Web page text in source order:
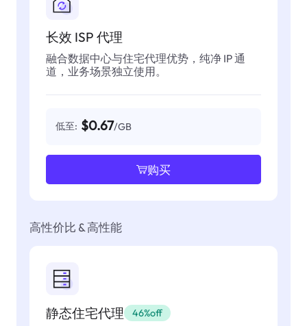
长效 ISP 代理
融合数据中心与住宅代理优势，纯净 IP 通
道，业务场景独立使用。
低至: $0.67/GB
购买
高性价比 & 高性能
静态住宅代理 46%off